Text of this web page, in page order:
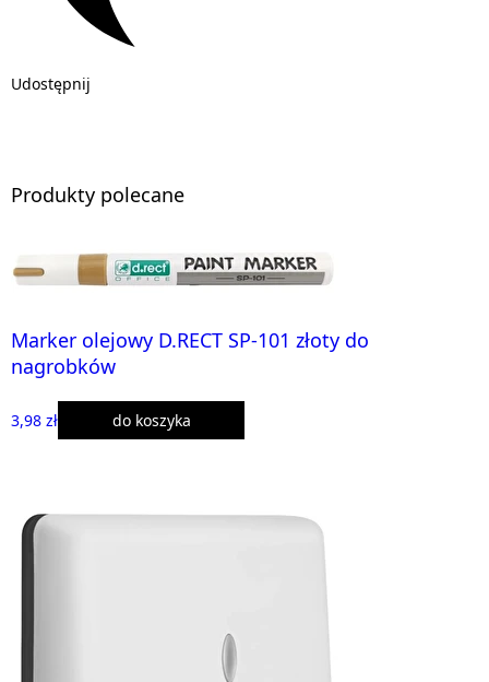
Udostępnij
Produkty polecane
Marker olejowy D.RECT SP-101 złoty do
nagrobków
3,98 zł do koszyka